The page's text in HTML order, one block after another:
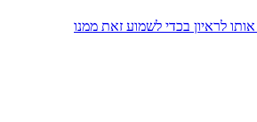
לראיון בכדי לשמוע זאת ממנו